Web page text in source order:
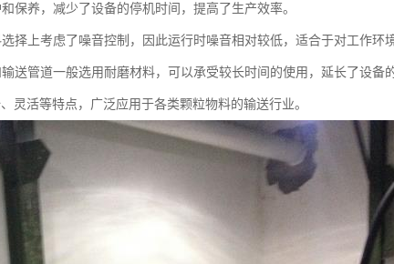
保养，减少了设备的停机时间，提高了生产效率。
择上考虑了噪音控制，因此运行时噪音相对较低，适合于对工作环
送管道一般选用耐磨材料，可以承受较长时间的使用，延长了设备
灵活等特点，广泛应用于各类颗粒物料的输送行业。